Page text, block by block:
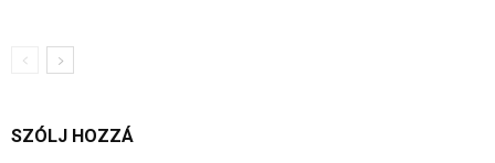
SZÓLJ HOZZÁ